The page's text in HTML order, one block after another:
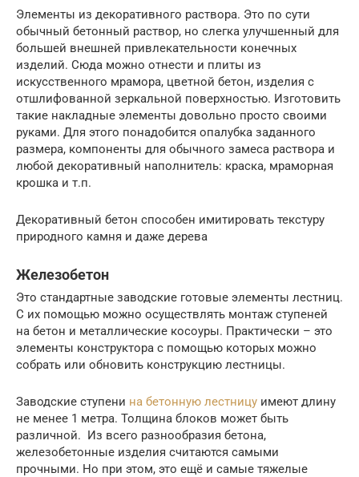
Элементы из декоративного раствора. Это по сути
обычный бетонный раствор, но слегка улучшенный для
большей внешней привлекательности конечных
изделий. Сюда можно отнести и плиты из
искусственного мрамора, цветной бетон, изделия с
отшлифованной зеркальной поверхностью. Изготовить
такие накладные элементы довольно просто своими
руками. Для этого понадобится опалубка заданного
размера, компоненты для обычного замеса раствора и
любой декоративный наполнитель: краска, мраморная
крошка и т.п.
Декоративный бетон способен имитировать текстуру
природного камня и даже дерева
Железобетон
Это стандартные заводские готовые элементы лестниц.
С их помощью можно осуществлять монтаж ступеней
на бетон и металлические косоуры. Практически – это
элементы конструктора с помощью которых можно
собрать или обновить конструкцию лестницы.
Заводские ступени на бетонную лестницу имеют длину
не менее 1 метра. Толщина блоков может быть
различной. Из всего разнообразия бетона,
железобетонные изделия считаются самыми
прочными. Но при этом, это ещё и самые тяжелые